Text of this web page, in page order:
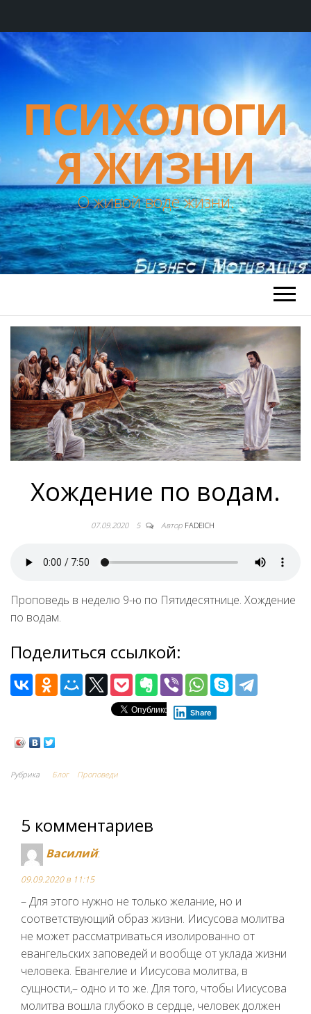
ПСИХОЛОГИ
Я ЖИЗНИ
О живой воде жизни.
Хождение по водам.
07.09.2020 5 Автор FADEICH
Проповедь в неделю 9-ю по Пятидесятнице. Хождение
по водам.
Поделиться ссылкой:
Share
Рубрика Блог Проповеди
5 комментариев
Василий:
09.09.2020 в 11:15
– Для этого нужно не только желание, но и
соответствующий образ жизни. Иисусова молитва
не может рассматриваться изолированно от
евангельских заповедей и вообще от уклада жизни
человека. Евангелие и Иисусова молитва, в
сущности,– одно и то же. Для того, чтобы Иисусова
молитва вошла глубоко в сердце, человек должен